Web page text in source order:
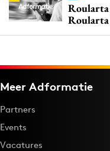
Roularta
Roularta
Meer Adformatie
Partners
Events
Vacatures